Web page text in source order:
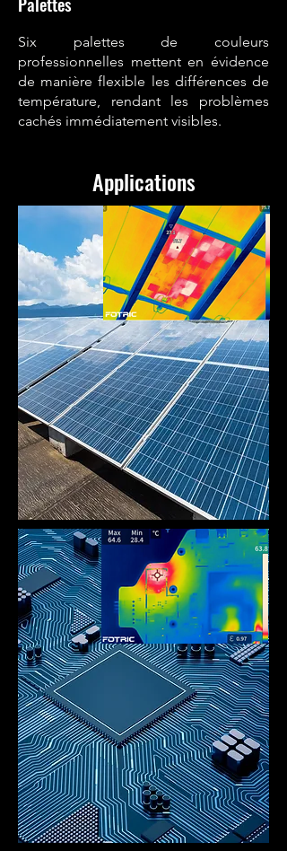
Six palettes de couleurs
professionnelles mettent en évidence
de manière flexible les différences de
température, rendant les problèmes
cachés immédiatement visibles.
Applications